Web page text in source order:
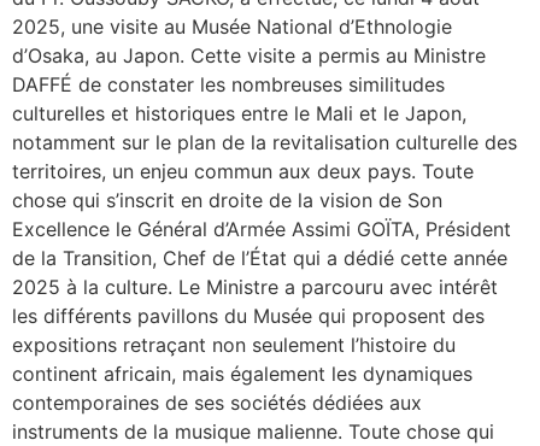
2025, une visite au Musée National d’Ethnologie
d’Osaka, au Japon. Cette visite a permis au Ministre
DAFFÉ de constater les nombreuses similitudes
culturelles et historiques entre le Mali et le Japon,
notamment sur le plan de la revitalisation culturelle des
territoires, un enjeu commun aux deux pays. Toute
chose qui s’inscrit en droite de la vision de Son
Excellence le Général d’Armée Assimi GOÏTA, Président
de la Transition, Chef de l’État qui a dédié cette année
2025 à la culture. Le Ministre a parcouru avec intérêt
les différents pavillons du Musée qui proposent des
expositions retraçant non seulement l’histoire du
continent africain, mais également les dynamiques
contemporaines de ses sociétés dédiées aux
instruments de la musique malienne. Toute chose qui